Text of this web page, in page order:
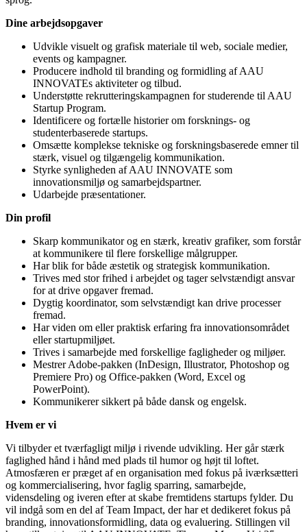
Dine arbejdsopgaver
Udvikle visuelt og grafisk materiale til web, sociale medier,
events og kampagner.
Producere indhold til branding og formidling af AAU
INNOVATEs aktiviteter og tilbud.
Understøtte rekrutteringskampagnen for studerende til AAU
Startup Program.
Identificere og fortælle historier om forsknings- og
studenterbaserede startups.
Omsætte komplekse tekniske og forskningsbaserede emner til
stærk, visuel og tilgængelig kommunikation.
Styrke synligheden af AAU INNOVATE som
innovationsmiljø og samarbejdspartner.
Udarbejde præsentationer.
Din profil
Skarp kommunikator og en stærk, kreativ grafiker, som forstår
at kommunikere til flere forskellige målgrupper.
Har blik for både æstetik og strategisk kommunikation.
Trives med stor frihed i arbejdet og tager selvstændigt ansvar
for at drive opgaver fremad.
Dygtig koordinator, som selvstændigt kan drive processer
fremad.
Har viden om eller praktisk erfaring fra innovationsområdet
eller startupmiljøet.
Trives i samarbejde med forskellige fagligheder og miljøer.
Mestrer Adobe-pakken (InDesign, Illustrator, Photoshop og
Premiere Pro) og Office-pakken (Word, Excel og
PowerPoint).
Kommunikerer sikkert på både dansk og engelsk.
Hvem er vi
Vi tilbyder et tværfagligt miljø i rivende udvikling. Her går stærk
faglighed hånd i hånd med plads til humor og højt til loftet.
Atmosfæren er præget af en organisation med fokus på iværksætteri
og kommercialisering, hvor faglig sparring, samarbejde,
vidensdeling og iveren efter at skabe fremtidens startups fylder. Du
vil indgå som en del af Team Impact, der har et dedikeret fokus på
branding, innovationsformidling, data og evaluering. Stillingen vil